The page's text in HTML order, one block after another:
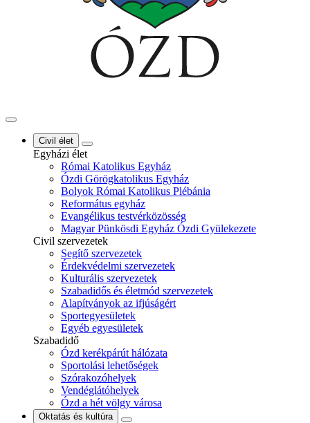
Civil élet
Egyházi élet
Római Katolikus Egyház
Ózdi Görögkatolikus Egyház
Bolyok Római Katolikus Plébánia
Református egyház
Evangélikus testvérközösség
Magyar Pünkösdi Egyház Ózdi Gyülekezete
Civil szervezetek
Segítő szervezetek
Érdekvédelmi szervezetek
Kulturális szervezetek
Szabadidős és életmód szervezetek
Alapítványok az ifjúságért
Sportegyesületek
Egyéb egyesületek
Szabadidő
Ózd kerékpárút hálózata
Sportolási lehetőségek
Szórakozóhelyek
Vendéglátóhelyek
Ózd a hét völgy városa
Oktatás és kultúra